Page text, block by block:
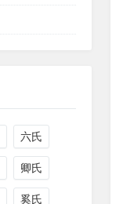
六氏
卿氏
奚氏